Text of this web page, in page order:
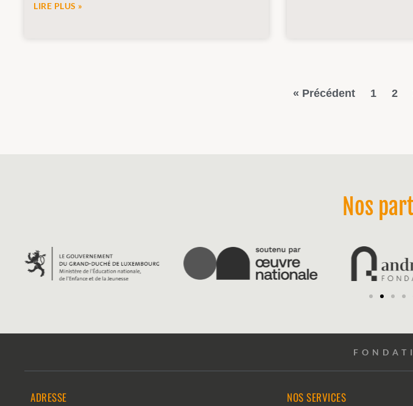
LIRE PLUS »
« Précédent 1 2
Nos
ADRESSE NOS SERVICES